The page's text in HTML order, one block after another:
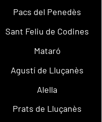
Pacs del Penedès
Sant Feliu de Codines
Mataró
Agustí de Lluçanès
Alella
Prats de Lluçanès